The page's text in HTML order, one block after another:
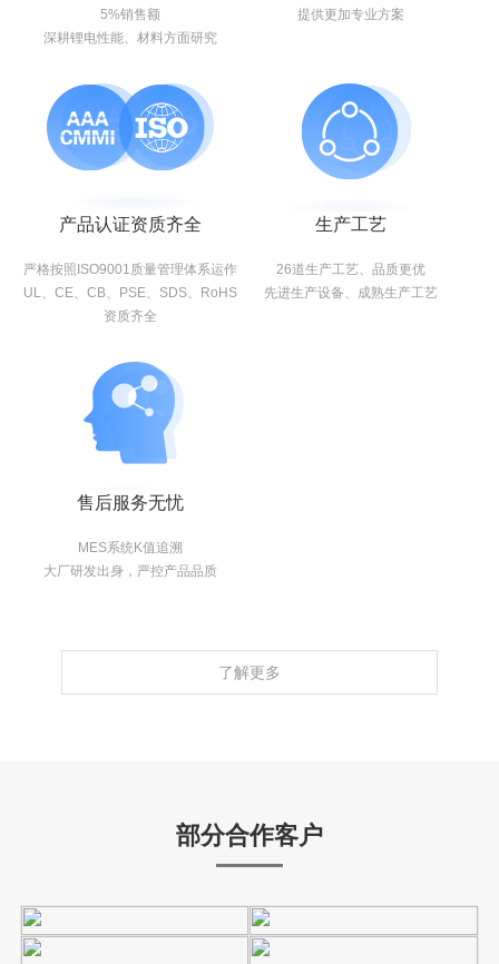
5%销售额
深耕锂电性能、材料方面研究
提供更加专业方案
产品认证资质齐全
严格按照ISO9001质量管理体系运作
UL、CE、CB、PSE、SDS、RoHS
资质齐全
生产工艺
26道生产工艺、品质更优
先进生产设备、成熟生产工艺
售后服务无忧
MES系统K值追溯
大厂研发出身，严控产品品质
了解更多
部分合作客户